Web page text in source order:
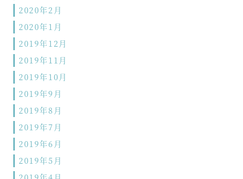
2020年2月
2020年1月
2019年12月
2019年11月
2019年10月
2019年9月
2019年8月
2019年7月
2019年6月
2019年5月